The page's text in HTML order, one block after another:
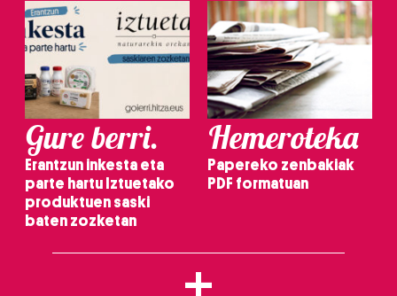
Gure berri.
Erantzun inkesta eta
parte hartu Iztuetako
produktuen saski
baten zozketan
Hemeroteka
Papereko zenbakiak
PDF formatuan